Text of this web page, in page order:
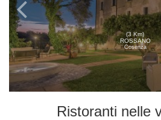
(3 Km)
ROSSANO
Cosenza
Ristoranti nelle